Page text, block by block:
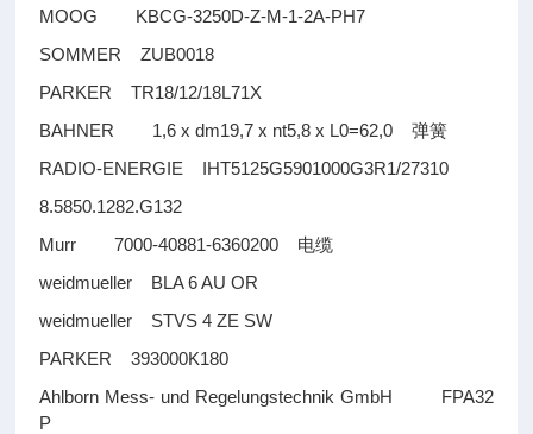
MOOG KBCG-3250D-Z-M-1-2A-PH7
SOMMER ZUB0018
PARKER TR18/12/18L71X
BAHNER 1,6 x dm19,7 x nt5,8 x L0=62,0弹簧
RADIO-ENERGIE IHT5125G5901000G3R1/27310
8.5850.1282.G132
Murr 7000-40881-6360200 电缆
weidmueller BLA 6 AU OR
weidmueller STVS 4 ZE SW
PARKER 393000K180
Ahlborn Mess- und Regelungstechnik GmbH FPA32
P